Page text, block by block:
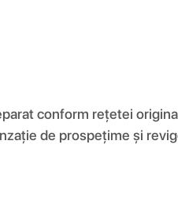
conform rețetei
de prospețime și